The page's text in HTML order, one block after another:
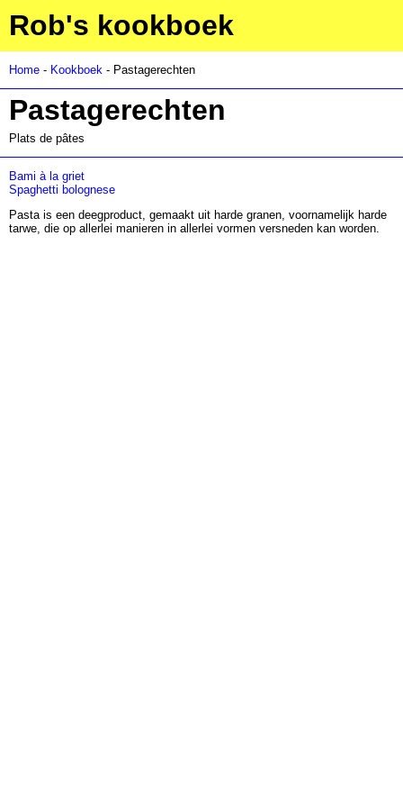
Rob's kookboek
Home - Kookboek - Pastagerechten
Pastagerechten
Plats de pâtes
Bami à la griet
Spaghetti bolognese
Pasta is een deegproduct, gemaakt uit harde granen, voornamelijk harde
tarwe, die op allerlei manieren in allerlei vormen versneden kan worden.